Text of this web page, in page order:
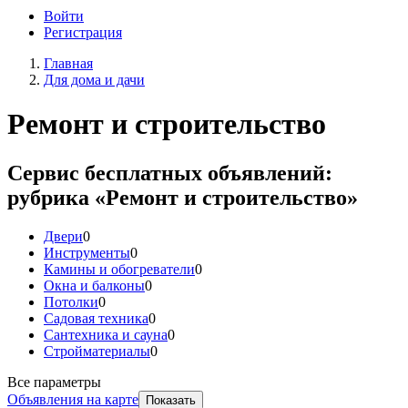
Войти
Регистрация
Главная
Для дома и дачи
Ремонт и строительство
Сервис бесплатных объявлений:
рубрика «Ремонт и строительство»
Двери0
Инструменты0
Камины и обогреватели0
Окна и балконы0
Потолки0
Садовая техника0
Сантехника и сауна0
Стройматериалы0
Все параметры
Объявления на карте